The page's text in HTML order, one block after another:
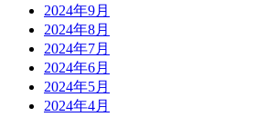
2024年9月
2024年8月
2024年7月
2024年6月
2024年5月
2024年4月